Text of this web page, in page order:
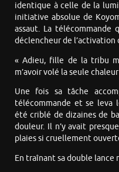
identique à celle de la
initiative absolue de
assaut. La
déclencheur de l’activation
« Adieu, fille de la tribu
m’avoir volé la seule
Une fois sa tâche
télécommande et se leva
été criblé de dizaines de
douleur. Il n’y avait
plaies si cruellement
En traînant sa double lance